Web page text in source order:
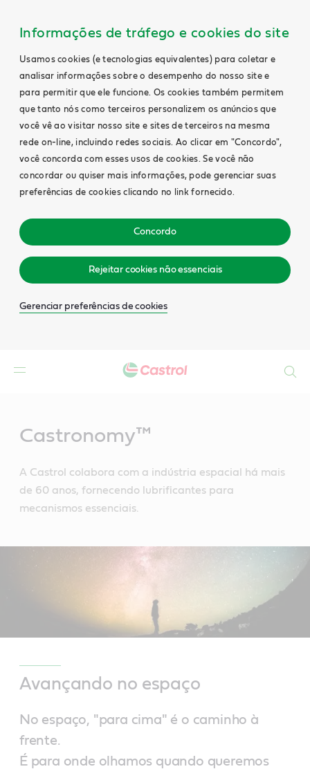
Informações de tráfego e cookies do site
Usamos cookies (e tecnologias equivalentes) para coletar e
analisar informações sobre o desempenho do nosso site e
para permitir que ele funcione. Os cookies também permitem
que tanto nós como terceiros personalizem os anúncios que
você vê ao visitar nosso site e sites de terceiros na mesma
rede on-line, incluindo redes sociais. Ao clicar em "Concordo",
você concorda com esses usos de cookies. Se você não
concordar ou quiser mais informações, pode gerenciar suas
preferências de cookies clicando no link fornecido.
Concordo
Rejeitar cookies não essenciais
Gerenciar preferências de cookies
Castronomy™
A Castrol colabora com a indústria espacial há mais
de 60 anos, fornecendo lubrificantes para
mecanismos essenciais.
Avançando no espaço
No espaço, "para cima" é o caminho à
frente.
É para onde olhamos quando queremos